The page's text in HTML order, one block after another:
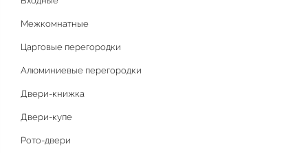
Межкомнатные
Царговые перегородки
Алюминиевые перегородки
Двери-книжка
Двери-купе
Рото-двери